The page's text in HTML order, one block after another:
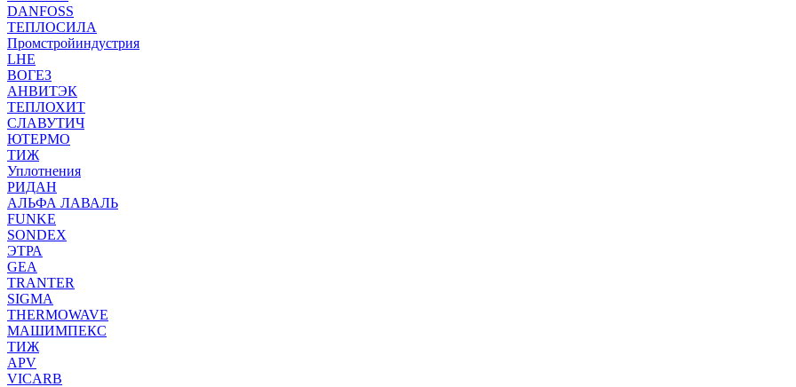
DANFOSS
ТЕПЛОСИЛА
Промстройиндустрия
LHE
ВОГЕЗ
АНВИТЭК
ТЕПЛОХИТ
СЛАВУТИЧ
ЮТЕРМО
ТИЖ
Уплотнения
РИДАН
АЛЬФА ЛАВАЛЬ
FUNKE
SONDEX
ЭТРА
GEA
TRANTER
SIGMA
THERMOWAVE
МАШИМПЕКС
ТИЖ
APV
VICARB